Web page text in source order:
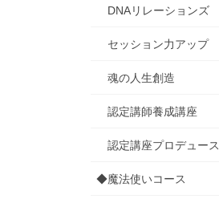
DNAリレーションズ
セッション力アップ
魂の人生創造
認定講師養成講座
認定講座プロデュース
◆魔法使いコース